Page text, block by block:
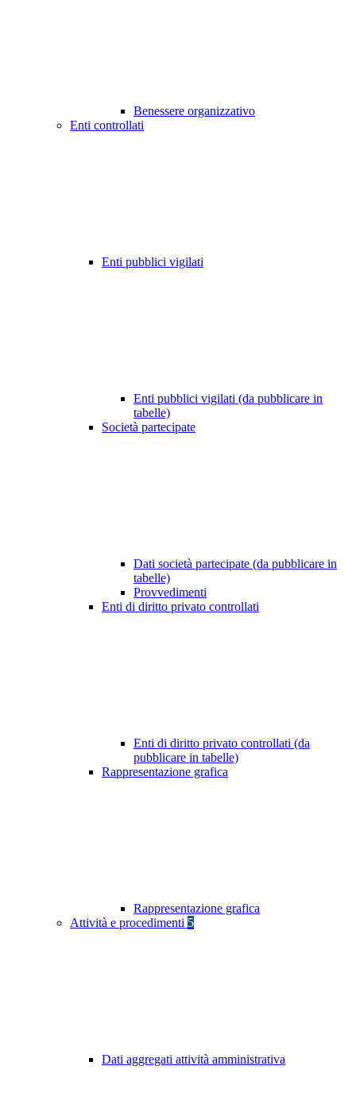
Benessere organizzativo
Enti controllati
Enti pubblici vigilati
Enti pubblici vigilati (da pubblicare in
tabelle)
Società partecipate
Dati società partecipate (da pubblicare in
tabelle)
Provvedimenti
Enti di diritto privato controllati
Enti di diritto privato controllati (da
pubblicare in tabelle)
Rappresentazione grafica
Rappresentazione grafica
Attività e procedimenti 5
Dati aggregati attività amministrativa